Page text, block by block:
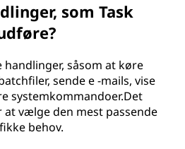
som Task
såsom at køre
sende e -mails, vise
systemkommandoer.Det
vælge den mest passende
behov.